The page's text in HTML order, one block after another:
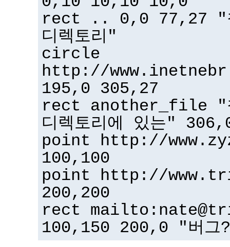
rect .. 0,0 77,27 "
디렉토리"
circle
http://
195,0 305,27
rect another_file "
디렉토리에 있는"
point http://
100,100
point http://
200,200
rect
100,150 200,0 "버그